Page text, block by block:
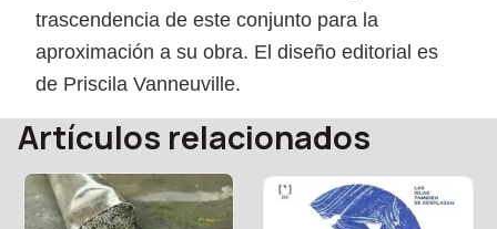
trascendencia de este conjunto para la
aproximación a su obra. El diseño editorial es
de Priscila Vanneuville.
Artículos relacionados